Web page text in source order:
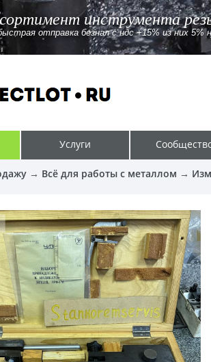
резьбофрезы
c ндс +15% из них 5% ндс
Услуги
→ Всё для работы с металлом →